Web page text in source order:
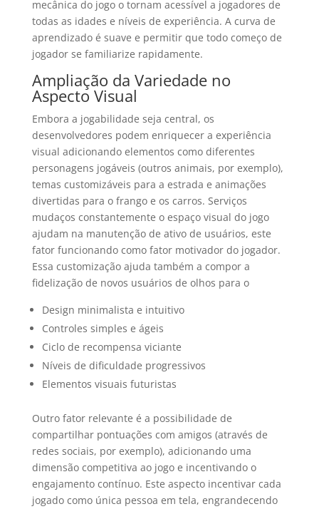
mecânica do jogo o tornam acessível a jogadores de
todas as idades e níveis de experiência. A curva de
aprendizado é suave e permitir que todo começo de
jogador se familiarize rapidamente.
Ampliação da Variedade no
Aspecto Visual
Embora a jogabilidade seja central, os
desenvolvedores podem enriquecer a experiência
visual adicionando elementos como diferentes
personagens jogáveis (outros animais, por exemplo),
temas customizáveis para a estrada e animações
divertidas para o frango e os carros. Serviços
mudaços constantemente o espaço visual do jogo
ajudam na manutenção de ativo de usuários, este
fator funcionando como fator motivador do jogador.
Essa customização ajuda também a compor a
fidelização de novos usuários de olhos para o
Design minimalista e intuitivo
Controles simples e ágeis
Ciclo de recompensa viciante
Níveis de dificuldade progressivos
Elementos visuais futuristas
Outro fator relevante é a possibilidade de
compartilhar pontuações com amigos (através de
redes sociais, por exemplo), adicionando uma
dimensão competitiva ao jogo e incentivando o
engajamento contínuo. Este aspecto incentivar cada
jogado como única pessoa em tela, engrandecendo